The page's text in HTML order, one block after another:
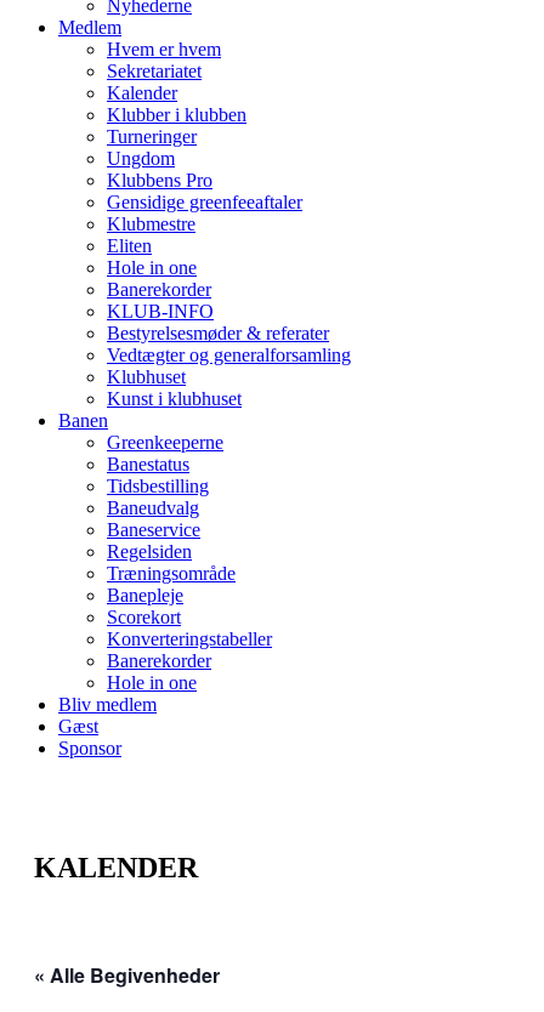
Nyhederne
Medlem
Hvem er hvem
Sekretariatet
Kalender
Klubber i klubben
Turneringer
Ungdom
Klubbens Pro
Gensidige greenfeeaftaler
Klubmestre
Eliten
Hole in one
Banerekorder
KLUB-INFO
Bestyrelsesmøder & referater
Vedtægter og generalforsamling
Klubhuset
Kunst i klubhuset
Banen
Greenkeeperne
Banestatus
Tidsbestilling
Baneudvalg
Baneservice
Regelsiden
Træningsområde
Banepleje
Scorekort
Konverteringstabeller
Banerekorder
Hole in one
Bliv medlem
Gæst
Sponsor
KALENDER
« Alle Begivenheder